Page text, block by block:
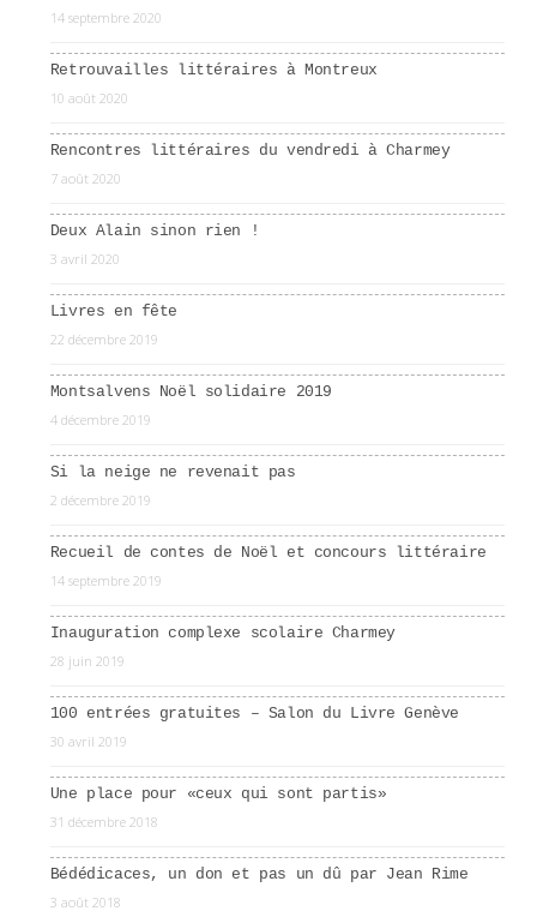
14 septembre 2020
Retrouvailles littéraires à Montreux
10 août 2020
Rencontres littéraires du vendredi à Charmey
7 août 2020
Deux Alain sinon rien !
3 avril 2020
Livres en fête
22 décembre 2019
Montsalvens Noël solidaire 2019
4 décembre 2019
Si la neige ne revenait pas
2 décembre 2019
Recueil de contes de Noël et concours littéraire
14 septembre 2019
Inauguration complexe scolaire Charmey
28 juin 2019
100 entrées gratuites – Salon du Livre Genève
30 avril 2019
Une place pour «ceux qui sont partis»
31 décembre 2018
Bédédicaces, un don et pas un dû par Jean Rime
3 août 2018